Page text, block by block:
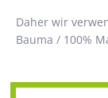
Daher wir
Bauma / 100%